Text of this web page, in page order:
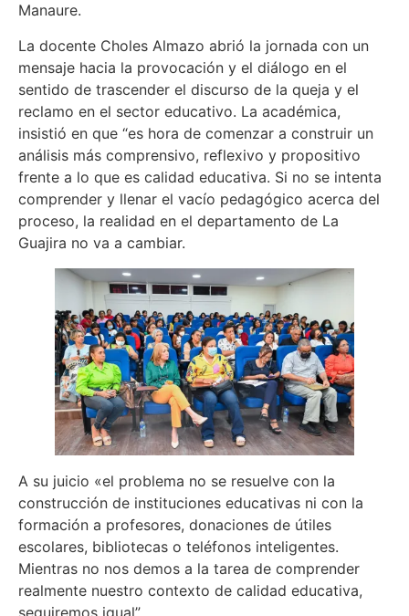
Manaure.
La docente Choles Almazo abrió la jornada con un
mensaje hacia la provocación y el diálogo en el
sentido de trascender el discurso de la queja y el
reclamo en el sector educativo. La académica,
insistió en que “es hora de comenzar a construir un
análisis más comprensivo, reflexivo y propositivo
frente a lo que es calidad educativa. Si no se intenta
comprender y llenar el vacío pedagógico acerca del
proceso, la realidad en el departamento de La
Guajira no va a cambiar.
A su juicio «el problema no se resuelve con la
construcción de instituciones educativas ni con la
formación a profesores, donaciones de útiles
escolares, bibliotecas o teléfonos inteligentes.
Mientras no nos demos a la tarea de comprender
realmente nuestro contexto de calidad educativa,
seguiremos igual”.